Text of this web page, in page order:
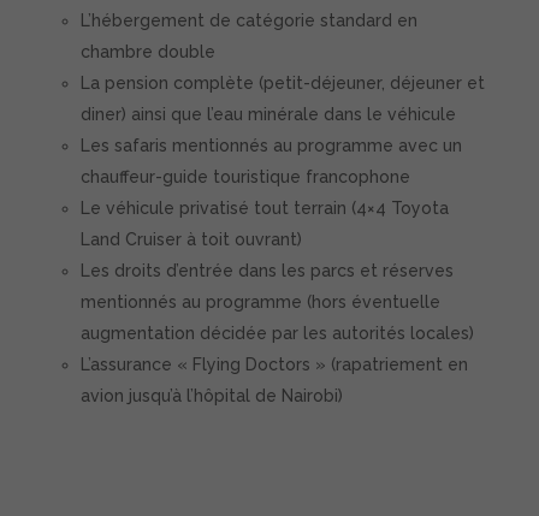
L’hébergement de catégorie standard en
chambre double
La pension complète (petit-déjeuner, déjeuner et
diner) ainsi que l’eau minérale dans le véhicule
Les safaris mentionnés au programme avec un
chauffeur-guide touristique francophone
Le véhicule privatisé tout terrain (4×4 Toyota
Land Cruiser à toit ouvrant)
Les droits d’entrée dans les parcs et réserves
mentionnés au programme (hors éventuelle
augmentation décidée par les autorités locales)
L’assurance « Flying Doctors » (rapatriement en
avion jusqu’à l’hôpital de Nairobi)